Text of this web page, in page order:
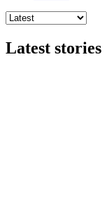
Latest stories